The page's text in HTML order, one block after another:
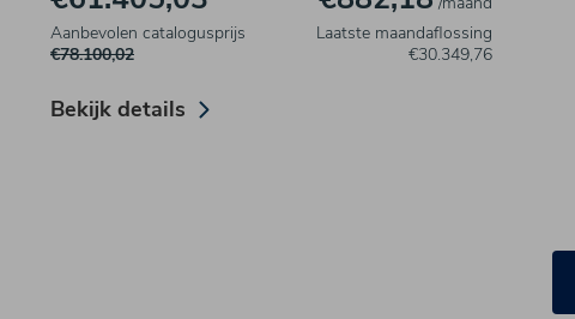
Aanbevolen catalogusprijs
€78.100,02
Laatste maandaflossing
€30.349,76
Bekijk details